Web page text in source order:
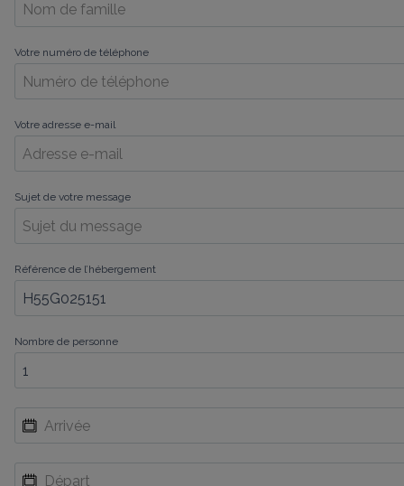
Votre numéro de téléphone
Votre adresse e-mail
Sujet de votre message
Référence de l’hébergement
Nombre de personne